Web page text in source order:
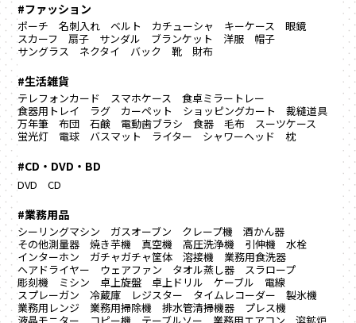
#ファッション
ポーチ 名刺入れ ベルト カチューシャ キーケース
眼鏡
スカーフ
扇子 サンダル ブランケット 洋服
帽子
サングラス
ネクタイ バック 靴 財布
#生活雑貨
テレフォンカード スマホケース
食卓ミラートレー
食器用トレイ
ラグ カーペット ショッピングカート
裁縫道具
万年筆
布団 石鹸 電動歯ブラシ 食器 毛布
スーツケース
蛍光灯
電球 バスマット ライター シャワーヘッド 枕
#CD・DVD・BD
DVD CD
#業務用品
シーリングマシン ガスオーブン クレープ機
酒かん器
その他測量器
焼き芋機 真空機 高圧洗浄機 引伸機
水栓
インターホン
ガチャガチャ筐体 溶接機
業務用食洗器
ヘアドライヤー
ウェアファン タオル蒸し器
スラロープ
彫刻機
ミシン 卓上旋盤 卓上ドリル ケーブル
電線
スプレーガン
冷蔵庫 レジスター タイムレコーダー
製氷機
業務用レンジ
業務用掃除機 排水管清掃機器
プレス機